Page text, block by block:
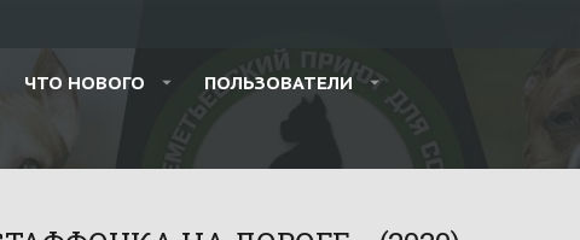
ЧТО НОВОГО ПОЛЬЗОВАТЕЛИ